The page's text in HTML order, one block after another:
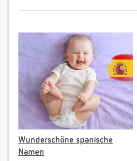
Wunderschöne spanische
Namen